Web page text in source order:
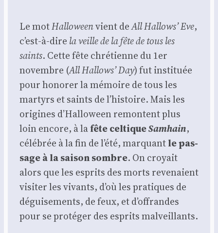
Le motHal­lo­weenvient deAll Hal­lows’ Eve,
c’est-à-dire la veille de la fête de tous les
saints. Cette fête chré­tienne du 1er
novembre (All Hal­lows’ Day) fut ins­ti­tuée
pour hono­rer la mémoire de tous les
mar­tyrs et saints de l’histoire. Mais les
ori­gines d’Halloween remontent plus
loin encore, à lafête cel­tiqueSam­hain,
célé­brée à la fin de l’été, mar­quantle pas­
sage à la sai­son sombre. On croyait
alors que les esprits des morts reve­naient
visi­ter les vivants, d’où les pra­tiques de
dégui­se­ments, de feux, et d’offrandes
pour se pro­té­ger des esprits mal­veillants.